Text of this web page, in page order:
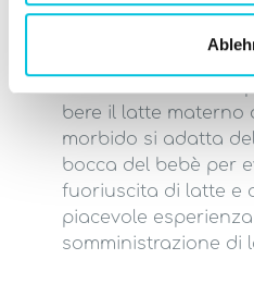
alimentare il bebè
Basta tenere il
bere il latte materno
morbido si adatta
bocca del bebè per
fuoriuscita di latte e
piacevole
somministrazione di